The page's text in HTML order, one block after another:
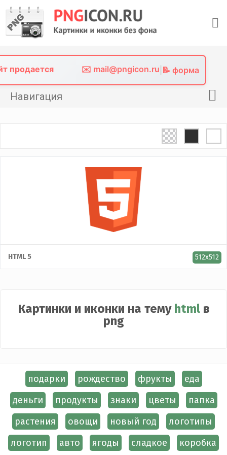
content
продается ✉️ mail@pngicon.ru 📝 форма
Навигация
HTML 5 512x512
Картинки и иконки на тему htmlв
png
подарки рождество фрукты
еда
деньги
продукты знаки цветы
папка
растения
овощи новый год
логотипы
логотип
авто ягоды сладкое коробка